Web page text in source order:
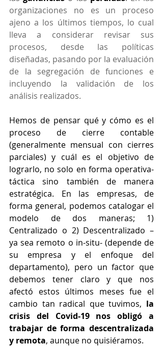
organizaciones no es un proceso
ajeno a los últimos tiempos, lo cual
lleva a considerar revisar sus
procesos, desde las políticas
diseñadas, pasando por la evaluación
de la segregación de funciones e
incluyendo la validación de los
análisis realizados.
Hemos de pensar qué y cómo es el
proceso de cierre contable
(generalmente mensual con cierres
parciales) y cuál es el objetivo de
lograrlo, no solo en forma operativa-
táctica sino también de manera
estratégica. En las empresas, de
forma general, podemos catalogar el
modelo de dos maneras; 1)
Centralizado o 2) Descentralizado –
ya sea remoto o in-situ- (depende de
su empresa y el enfoque del
departamento), pero un factor que
debemos tener claro y que nos
afectó estos últimos meses fue el
cambio tan radical que tuvimos, la
crisis del Covid-19 nos obligó a
trabajar de forma descentralizada
y remota, aunque no quisiéramos.